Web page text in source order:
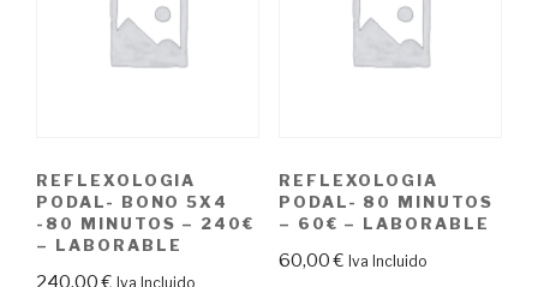
REFLEXOLOGIA
PODAL- BONO 5X4
-80 MINUTOS – 240€
– LABORABLE
240,00€ Iva Incluido
REFLEXOLOGIA
PODAL- 80 MINUTOS
– 60€ – LABORABLE
60,00€ Iva Incluido